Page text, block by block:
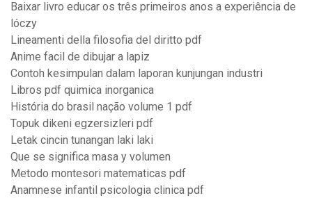
Baixar livro educar os três primeiros anos a experiência de
lóczy
Lineamenti della filosofia del diritto pdf
Anime facil de dibujar a lapiz
Contoh kesimpulan dalam laporan kunjungan industri
Libros pdf quimica inorganica
História do brasil nação volume 1 pdf
Topuk dikeni egzersizleri pdf
Letak cincin tunangan laki laki
Que se significa masa y volumen
Metodo montesori matematicas pdf
Anamnese infantil psicologia clinica pdf